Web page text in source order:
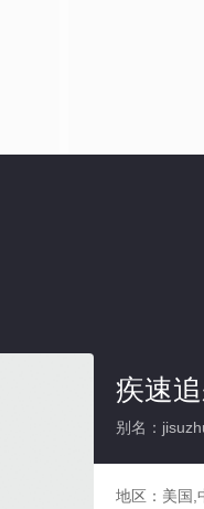
疾速
别名：
地区： 美国,